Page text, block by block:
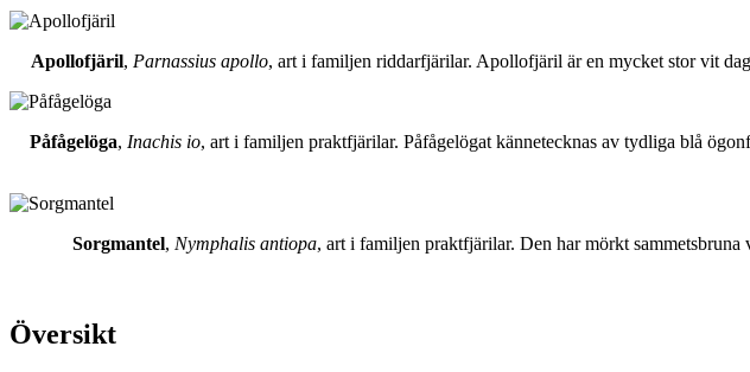
Apollofjäril, Parnassius apollo, art i familjen riddarfjärilar. Apollofjäril är en mycket stor vit
Påfågelöga, Inachis io, art i familjen praktfjärilar. Påfågelögat kännetecknas av tydliga blå
Sorgmantel, Nymphalis antiopa, art i familjen praktfjärilar. Den har mörkt
Översikt